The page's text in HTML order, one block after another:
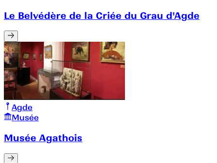
Le Belvédère de la Criée du Grau d'Agde
Agde
Musée
Musée Agathois